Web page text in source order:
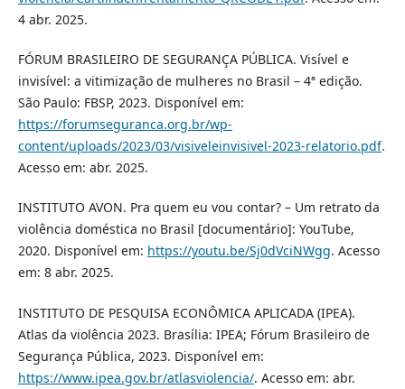
4 abr. 2025.
FÓRUM BRASILEIRO DE SEGURANÇA PÚBLICA. Visível e
invisível: a vitimização de mulheres no Brasil – 4ª edição.
São Paulo: FBSP, 2023. Disponível em:
https://forumseguranca.org.br/wp-
content/uploads/2023/03/visiveleinvisivel-2023-relatorio.pdf.
Acesso em: abr. 2025.
INSTITUTO AVON. Pra quem eu vou contar? – Um retrato da
violência doméstica no Brasil [documentário]: YouTube,
2020. Disponível em: https://youtu.be/Sj0dVciNWgg. Acesso
em: 8 abr. 2025.
INSTITUTO DE PESQUISA ECONÔMICA APLICADA (IPEA).
Atlas da violência 2023. Brasília: IPEA; Fórum Brasileiro de
Segurança Pública, 2023. Disponível em:
https://www.ipea.gov.br/atlasviolencia/. Acesso em: abr.